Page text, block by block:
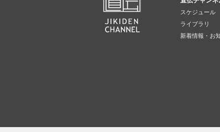
スケジュール
ライブラリ
新着情報・お